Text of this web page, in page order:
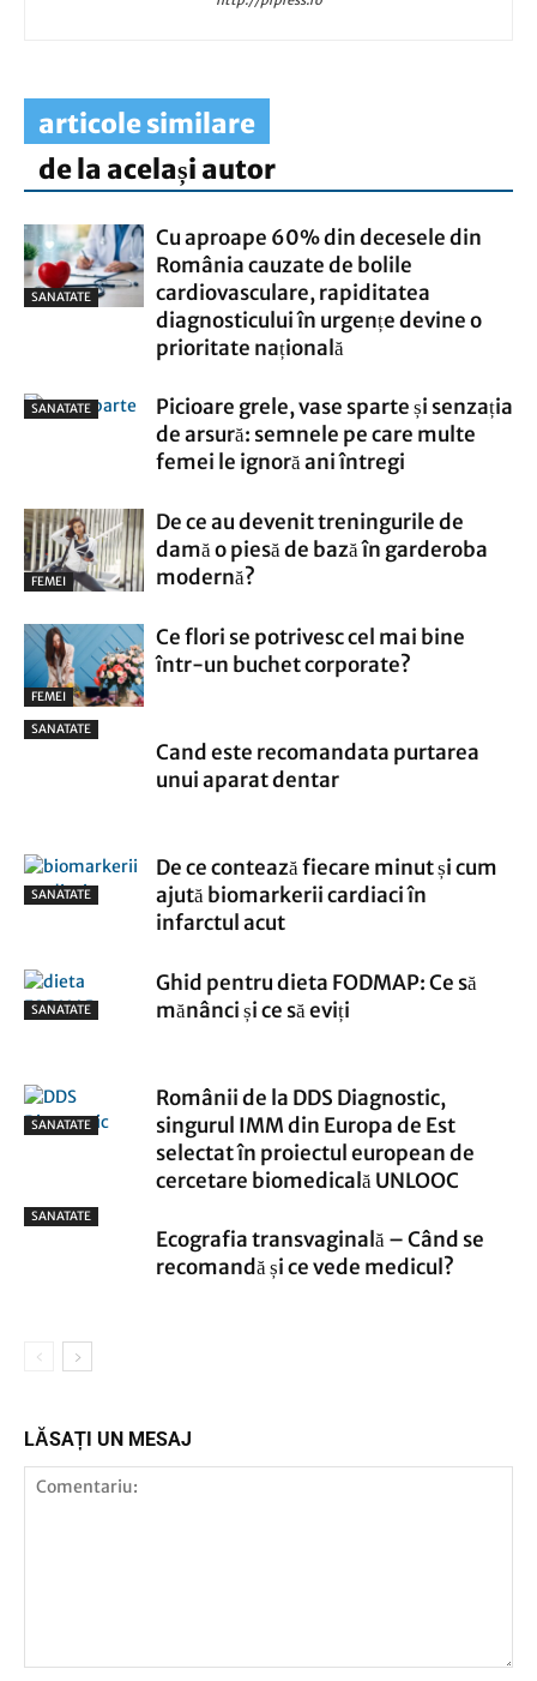
articole similare
de la același autor
SANATATE
Cu aproape 60% din decesele din
România cauzate de bolile
cardiovasculare, rapiditatea
diagnosticului în urgențe devine o
prioritate națională
SANATATE
Picioare grele, vase sparte și senzația
de arsură: semnele pe care multe
femei le ignoră ani întregi
FEMEI
De ce au devenit treningurile de
damă o piesă de bază în garderoba
modernă?
FEMEI
Ce flori se potrivesc cel mai bine
într-un buchet corporate?
SANATATE
Cand este recomandata purtarea
unui aparat dentar
SANATATE
De ce contează fiecare minut și cum
ajută biomarkerii cardiaci în
infarctul acut
SANATATE
Ghid pentru dieta FODMAP: Ce să
mănânci și ce să eviți
SANATATE
Românii de la DDS Diagnostic,
singurul IMM din Europa de Est
selectat în proiectul european de
cercetare biomedicală UNLOOC
SANATATE
Ecografia transvaginală – Când se
recomandă și ce vede medicul?
LĂSAȚI UN MESAJ